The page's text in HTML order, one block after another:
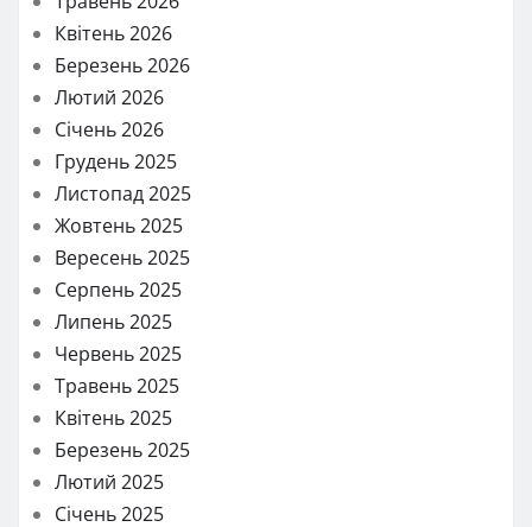
Квітень 2026
Березень 2026
Лютий 2026
Січень 2026
Грудень 2025
Листопад 2025
Жовтень 2025
Вересень 2025
Серпень 2025
Липень 2025
Червень 2025
Травень 2025
Квітень 2025
Березень 2025
Лютий 2025
Січень 2025